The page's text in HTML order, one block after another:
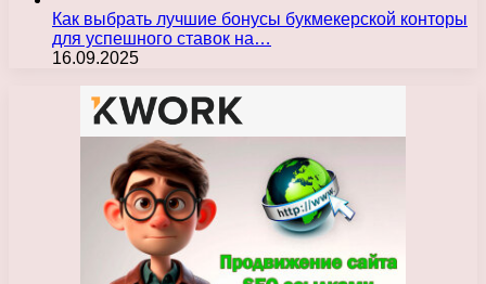
Как выбрать лучшие бонусы букмекерской конторы
для успешного ставок на…
16.09.2025